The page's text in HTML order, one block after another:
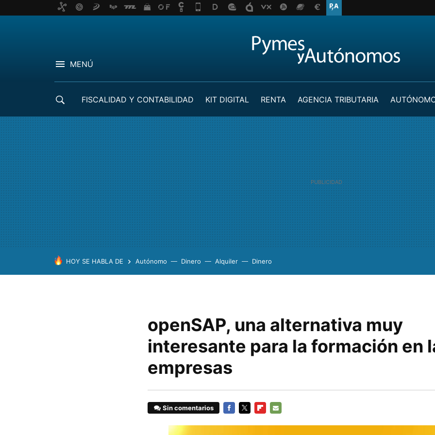
MENÚ
FISCALIDAD Y CONTABILIDAD KIT DIGITAL RENTA AGENCIA TRIBUTARIA
HOY SE HABLA DE Autónomo Dinero Alquiler Dinero
openSAP, una alternativa muy
interesante para la formación en
empresas
Sin comentarios